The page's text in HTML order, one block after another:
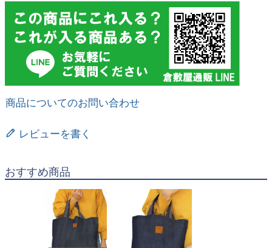
商品についてのお問い合わせ
レビューを書く
おすすめ商品